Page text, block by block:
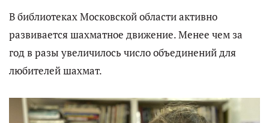
В библиотеках Московской области активно
развивается шахматное движение. Менее чем за
год в разы увеличилось число объединений для
любителей шахмат.